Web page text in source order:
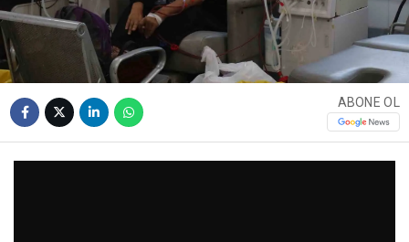
ABONE OL